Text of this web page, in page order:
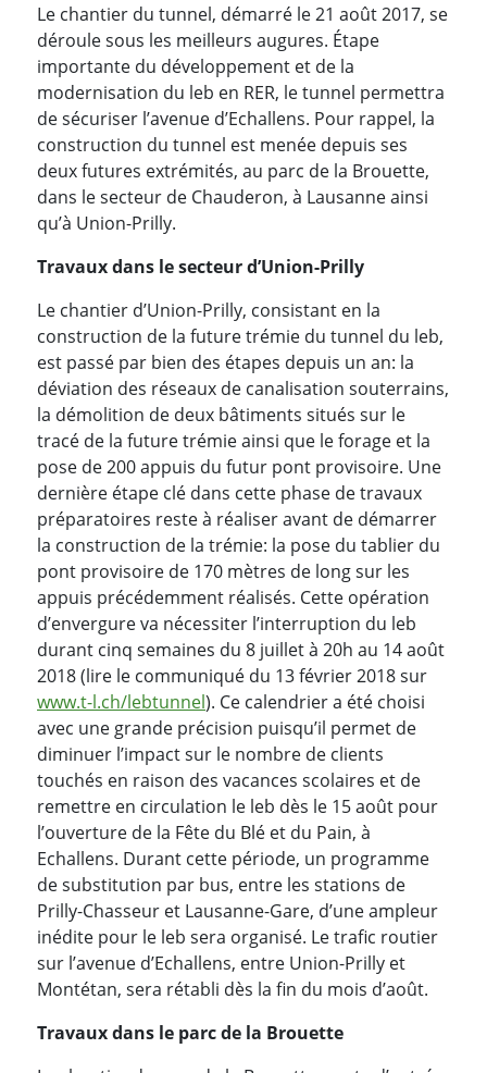
Le chantier du tunnel, démarré le 21 août 2017, se
déroule sous les meilleurs augures. Étape
importante du développement et de la
modernisation du leb en RER, le tunnel permettra
de sécuriser l’avenue d’Echallens. Pour rappel, la
construction du tunnel est menée depuis ses
deux futures extrémités, au parc de la Brouette,
dans le secteur de Chauderon, à Lausanne ainsi
qu’à Union-Prilly.
Travaux dans le secteur d’Union-Prilly
Le chantier d’Union-Prilly, consistant en la
construction de la future trémie du tunnel du leb,
est passé par bien des étapes depuis un an: la
déviation des réseaux de canalisation souterrains,
la démolition de deux bâtiments situés sur le
tracé de la future trémie ainsi que le forage et la
pose de 200 appuis du futur pont provisoire. Une
dernière étape clé dans cette phase de travaux
préparatoires reste à réaliser avant de démarrer
la construction de la trémie: la pose du tablier du
pont provisoire de 170 mètres de long sur les
appuis précédemment réalisés. Cette opération
d’envergure va nécessiter l’interruption du leb
durant cinq semaines du 8 juillet à 20h au 14 août
2018 (lire le communiqué du 13 février 2018 sur
www.t-l.ch/lebtunnel). Ce calendrier a été choisi
avec une grande précision puisqu’il permet de
diminuer l’impact sur le nombre de clients
touchés en raison des vacances scolaires et de
remettre en circulation le leb dès le 15 août pour
l’ouverture de la Fête du Blé et du Pain, à
Echallens. Durant cette période, un programme
de substitution par bus, entre les stations de
Prilly-Chasseur et Lausanne-Gare, d’une ampleur
inédite pour le leb sera organisé. Le trafic routier
sur l’avenue d’Echallens, entre Union-Prilly et
Montétan, sera rétabli dès la fin du mois d’août.
Travaux dans le parc de la Brouette